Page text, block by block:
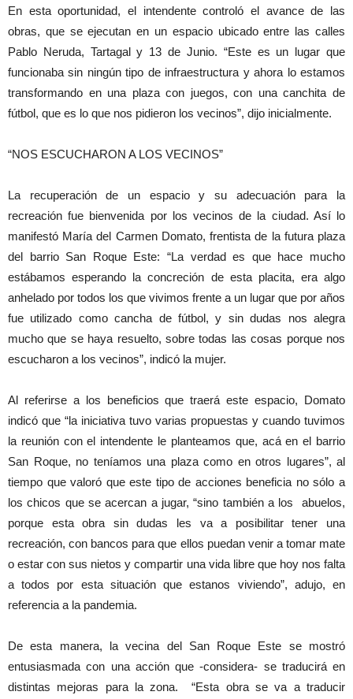
En esta oportunidad, el intendente controló el avance de las
obras, que se ejecutan en un espacio ubicado entre las calles
Pablo Neruda, Tartagal y 13 de Junio. “Este es un lugar que
funcionaba sin ningún tipo de infraestructura y ahora lo estamos
transformando en una plaza con juegos, con una canchita de
fútbol, que es lo que nos pidieron los vecinos”, dijo inicialmente.
“NOS ESCUCHARON A LOS VECINOS”
La recuperación de un espacio y su adecuación para la
recreación fue bienvenida por los vecinos de la ciudad. Así lo
manifestó María del Carmen Domato, frentista de la futura plaza
del barrio San Roque Este: “La verdad es que hace mucho
estábamos esperando la concreción de esta placita, era algo
anhelado por todos los que vivimos frente a un lugar que por años
fue utilizado como cancha de fútbol, y sin dudas nos alegra
mucho que se haya resuelto, sobre todas las cosas porque nos
escucharon a los vecinos”, indicó la mujer.
Al referirse a los beneficios que traerá este espacio, Domato
indicó que “la iniciativa tuvo varias propuestas y cuando tuvimos
la reunión con el intendente le planteamos que, acá en el barrio
San Roque, no teníamos una plaza como en otros lugares”, al
tiempo que valoró que este tipo de acciones beneficia no sólo a
los chicos que se acercan a jugar, “sino también a los abuelos,
porque esta obra sin dudas les va a posibilitar tener una
recreación, con bancos para que ellos puedan venir a tomar mate
o estar con sus nietos y compartir una vida libre que hoy nos falta
a todos por esta situación que estanos viviendo”, adujo, en
referencia a la pandemia.
De esta manera, la vecina del San Roque Este se mostró
entusiasmada con una acción que -considera- se traducirá en
distintas mejoras para la zona. “Esta obra se va a traducir